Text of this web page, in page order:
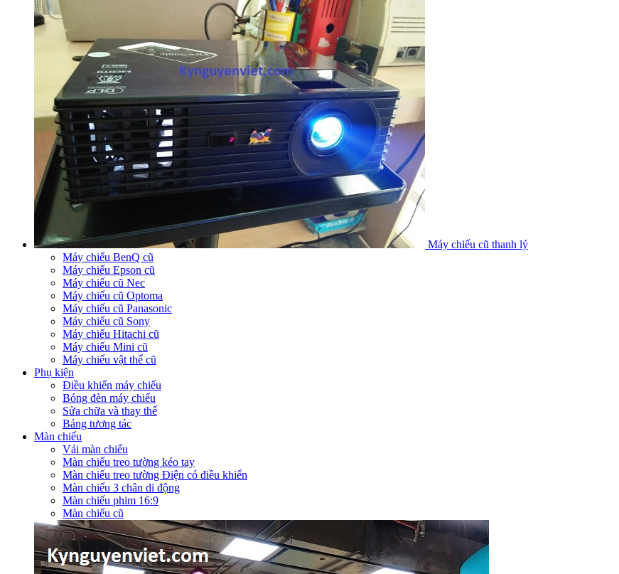
Máy chiếu cũ thanh lý
Máy chiếu BenQ cũ
Máy chiếu Epson cũ
Máy chiếu cũ Nec
Máy chiếu cũ Optoma
Máy chiếu cũ Panasonic
Máy chiếu cũ Sony
Máy chiếu Hitachi cũ
Máy chiếu Mini cũ
Máy chiếu vật thể cũ
Phụ kiện
Điều khiển máy chiếu
Bóng đèn máy chiếu
Sửa chữa và thay thế
Bảng tương tác
Màn chiếu
Vải màn chiếu
Màn chiếu treo tường kéo tay
Màn chiếu treo tường Điện có điều khiển
Màn chiếu 3 chân di động
Màn chiếu phim 16:9
Màn chiếu cũ